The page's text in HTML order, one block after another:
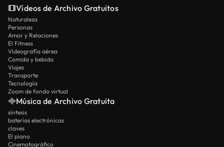
Vídeos de Archivo Gratuitos
Naturaleza
Personas
Amor y Relaciones
El Fitness
Videografía aérea
Comida y bebida
Viajes
Transporte
Tecnología
Zoom de fondo virtual
Música de Archivo Gratuita
síntesis
baterías electrónicas
claves
El piano
Cinematográfico